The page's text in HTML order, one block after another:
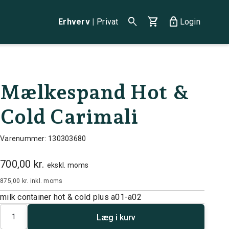
Erhverv | Privat search shopping_cart lock Login
Mælkespand Hot &
Cold Carimali
Varenummer: 130303680
700,00 kr. ekskl. moms
875,00 kr. inkl. moms
milk container hot & cold plus a01-a02
Antal
Læg i kurv